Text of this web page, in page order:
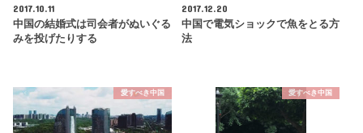
2017.10.11
中国の結婚式は司会者がぬいぐる
みを投げたりする
2017.12.20
中国で電気ショックで魚をとる方
法
愛すべき中国 愛すべき中国